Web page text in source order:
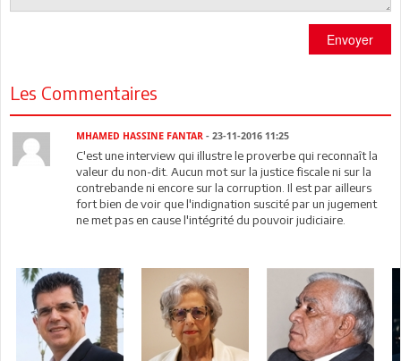
Envoyer
Les Commentaires
MHAMED HASSINE FANTAR - 23-11-2016 11:25
C'est une interview qui illustre le proverbe qui reconnaît la
valeur du non-dit. Aucun mot sur la justice fiscale ni sur la
contrebande ni encore sur la corruption. Il est par ailleurs
fort bien de voir que l'indignation suscité par un jugement
ne met pas en cause l'intégrité du pouvoir judiciaire.